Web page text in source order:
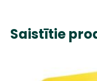
Saistītie